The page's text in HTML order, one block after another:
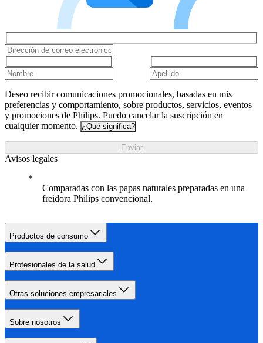
Deseo recibir comunicaciones promocionales, basadas en mis
preferencias y comportamiento, sobre productos, servicios, eventos
y promociones de Philips. Puedo cancelar la suscripción en
cualquier momento. ¿Qué significa?
Enviar
Avisos legales
Comparadas con las papas naturales preparadas en una
freidora Philips convencional.
Productos de consumo
Profesionales de la salud
Otras soluciones empresariales
Sobre nosotros